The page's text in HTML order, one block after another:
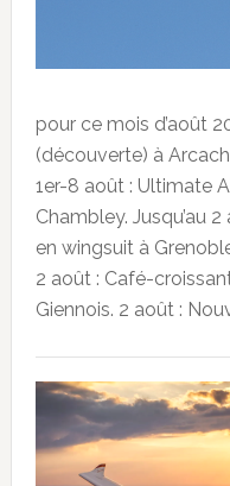
pour ce mois d’août
(découverte) à
1er-8 août : Ultimate
Chambley. Jusqu’au
en wingsuit à
2 août : Café-
Giennois. 2 août :